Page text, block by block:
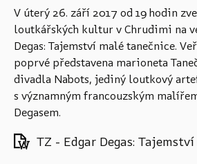
V úterý 26. září 2017 od 19 hodin
loutkářských kultur v Chrudimi na
Degas: Tajemství malé tanečnice.
poprvé představena marioneta
divadla Nabots, jediný loutkový
s významným francouzským
Degasem.
TZ - Edgar Degas: